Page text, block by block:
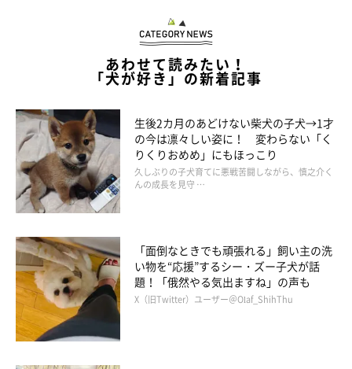
＠minibiba10969
（ウィン）「ペットボトルで一緒にあそぼーよー！」
あわせて読みたい！
「犬が好き」の新着記事
生後2カ月のあどけない柴犬の子犬→1才
の今は凛々しい姿に！ 変わらない「く
りくりおめめ」にもほっこり
久しぶりの子犬育てに悪戦苦闘しながら、慎之介く
んの成長を見守 …
「面倒なときでも頑張れる」飼い主の洗
い物を“応援”するシー・ズー子犬が話
題！「俄然やる気出ますね」の声も
X（旧Twitter）ユーザー＠Olaf_ShihThu